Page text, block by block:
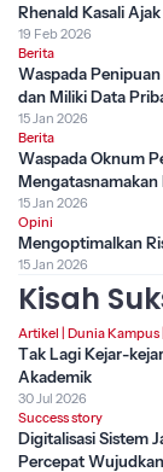
Rhenald Kasali
19 Feb 2026
Berita
Waspada
dan Miliki Data
15 Jan 2026
Berita
Waspada Oknum
15 Jan 2026
Opini
Mengoptimalkan
15 Jan 2026
Kisah
Artikel | Dunia Kampus
Tak Lagi Kejar-
Akademik
30 Jul 2026
Success story
Digitalisasi Sistem
Percepat